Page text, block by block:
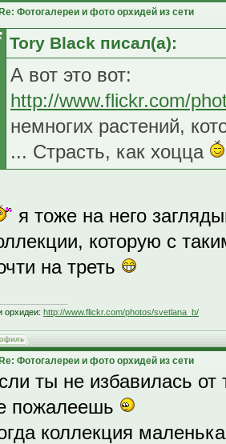
Re: Фотогалереи и фото орхидей из сети
Tory Black писал(а):
А вот это вот:
http://www.flickr.com/
немногих растений,
... Страсть, как хоцца
я тоже на него
которую с
на треть
орхидеи: http://www.flickr.com/photos/svetlana_b/
Re: Фотогалереи и фото орхидей из сети
ты не избавилась от
пожалеешь
коллекция